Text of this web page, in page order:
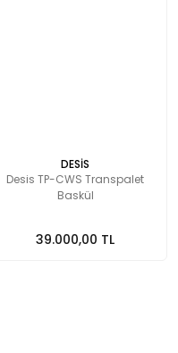
DESİS
Desis TP-CWS Transpalet
Baskül
39.000,00 TL